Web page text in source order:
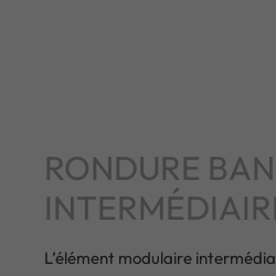
RONDURE
L’élément modulaire